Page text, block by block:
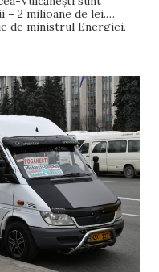
– 2 milioane de lei.
de ministrul Energiei,
pentru jurnaliști.
și ulterior pot